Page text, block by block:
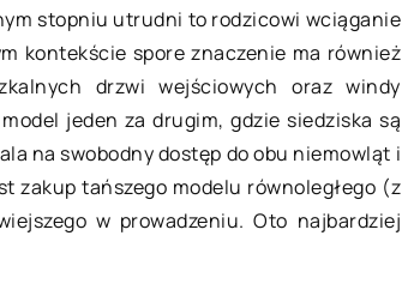
stopniu utrudni to rodzicowi wciąganie
kontekście spore znaczenie ma również
drzwi wejściowych oraz windy
jeden za drugim, gdzie siedziska są
na swobodny dostęp do obu niemowląt i
zakup tańszego modelu równoległego (z
w prowadzeniu. Oto najbardziej
12 czerwca 2022
Czego można się nauczyć na
szkoleniu spadochronowym?
Najważniejszą rzeczą, jakiej możesz
się nauczyć podczas szkolenia
spadochronowego jest to, że rzeczy,